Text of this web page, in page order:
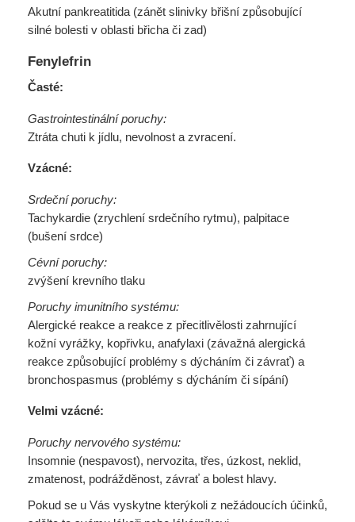
Akutní pankreatitida (zánět slinivky břišní způsobující
silné bolesti v oblasti břicha či zad)
Fenylefrin
Časté:
Gastrointestinální poruchy:
Ztráta chuti k jídlu, nevolnost a zvracení.
Vzácné:
Srdeční poruchy:
Tachykardie (zrychlení srdečního rytmu), palpitace
(bušení srdce)
Cévní poruchy:
zvýšení krevního tlaku
Poruchy imunitního systému:
Alergické reakce a reakce z přecitlivělosti zahrnující
kožní vyrážky, kopřivku, anafylaxi (závažná alergická
reakce způsobující problémy s dýcháním či závrať) a
bronchospasmus (problémy s dýcháním či sípání)
Velmi vzácné:
Poruchy nervového systému:
Insomnie (nespavost), nervozita, třes, úzkost, neklid,
zmatenost, podrážděnost, závrať a bolest hlavy.
Pokud se u Vás vyskytne kterýkoli z nežádoucích účinků,